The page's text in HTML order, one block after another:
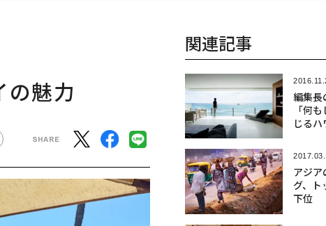
の魅力
関連記事
編集長
「何
じるハ
アジア
グ、
下位